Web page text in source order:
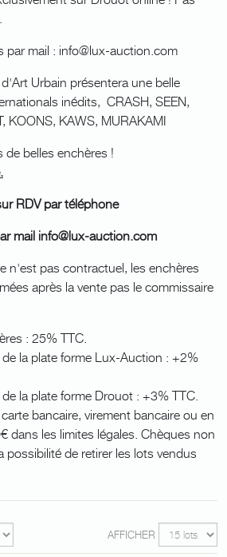
par mail : info@lux-auction.com
Urbain présentera une belle
inédits, CRASH, SEEN,
KOONS, KAWS, MURAKAMI
belles enchères !
RDV par téléphone
mail info@lux-auction.com
n'est pas contractuel, les enchères
après la vente pas le commissaire
: 25% TTC.
la plate forme Lux-Auction : +2%
la plate forme Drouot : +3% TTC.
bancaire, virement bancaire ou en
dans les limites légales. Chèques non
possibilité de retirer les lots vendus
AFFICHER